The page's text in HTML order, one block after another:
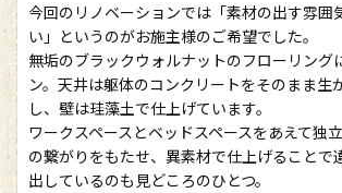
今回のリノベーションでは「素材の出す雰囲
い」というのがお施主様のご希望でした。
無垢のブラックウォルナットのフローリング
ン。天井は躯体のコンクリートをそのまま生
し、壁は珪藻土で仕上げています。
ワークスペースとベッドスペースをあえて独
の繋がりをもたせ、異素材で仕上げることで
出しているのも見どころのひとつ。